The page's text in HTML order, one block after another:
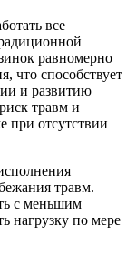
все
равномерно
что способствует
и развитию
травм и
при отсутствии
травм.
с меньшим
нагрузку по мере